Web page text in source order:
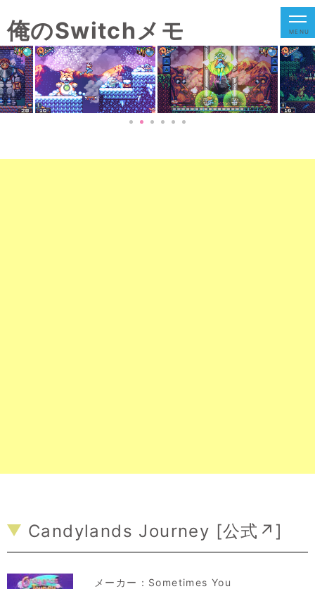
俺のSwitchメモ MENU
Candylands Journey [公式↗]
メーカー： Sometimes You